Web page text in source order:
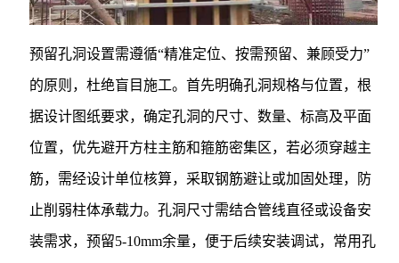
预留孔洞设置需遵循“精准定位、按需预留、兼顾受力”
的原则，杜绝盲目施工。首先明确孔洞规格与位置，根
据设计图纸要求，确定孔洞的尺寸、数量、标高及平面
位置，优先避开方柱主筋和箍筋密集区，若必须穿越主
筋，需经设计单位核算，采取钢筋避让或加固处理，防
止削弱柱体承载力。孔洞尺寸需结合管线直径或设备安
装需求，预留5-10mm余量，便于后续安装调试，常用孔